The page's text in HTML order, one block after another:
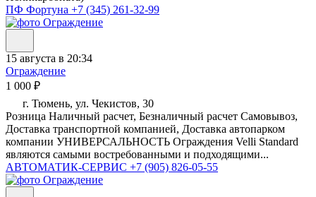
ПФ Фортуна +7 (345) 261-32-99
15 августа в 20:34
Ограждение
1 000 ₽
г. Тюмень, ул. Чекистов, 30
Розница Наличный расчет, Безналичный расчет Самовывоз,
Доставка транспортной компанией, Доставка автопарком
компании УНИВЕРСАЛЬНОСТЬ Ограждения Velli Standard
являются самыми востребованными и подходящими...
АВТОМАТИК-СЕРВИС +7 (905) 826-05-55